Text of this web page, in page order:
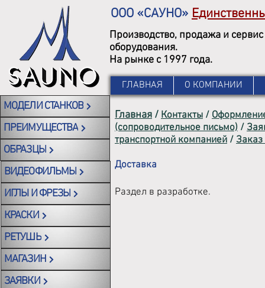
ООО «САУНО»
Производство, продажа и
оборудования.
На рынке с 1997 года.
ГЛАВНАЯ О КОМПАНИИ
Главная / Контакты /
(сопроводительное письмо) /
транспортной компанией / Заказ
Доставка
Раздел в разработке.
МОДЕЛИ СТАНКОВ
ПРЕИМУЩЕСТВА
ОБРАЗЦЫ
ВИДЕОФИЛЬМЫ
ИГЛЫ И ФРЕЗЫ
КРАСКИ
РЕТУШЬ
МАГАЗИН
ЗАЯВКИ